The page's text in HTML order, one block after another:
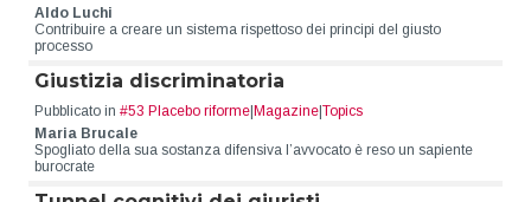
Aldo Luchi
Contribuire a creare un sistema rispettoso dei principi del giusto
processo
Giustizia discriminatoria
Pubblicato in #53 Placebo riforme|Magazine|Topics
Maria Brucale
Spogliato della sua sostanza difensiva l’avvocato è reso un sapiente
burocrate